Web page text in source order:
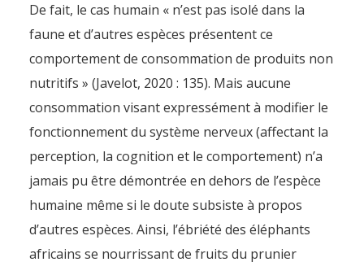
De fait, le cas humain « n’est pas isolé dans la
faune et d’autres espèces présentent ce
comportement de consommation de produits non
nutritifs » (Javelot, 2020 : 135). Mais aucune
consommation visant expressément à modifier le
fonctionnement du système nerveux (affectant la
perception, la cognition et le comportement) n’a
jamais pu être démontrée en dehors de l’espèce
humaine même si le doute subsiste à propos
d’autres espèces. Ainsi, l’ébriété des éléphants
africains se nourrissant de fruits du prunier